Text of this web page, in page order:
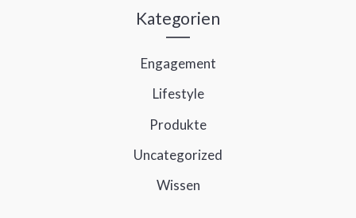
Kategorien
Engagement
Lifestyle
Produkte
Uncategorized
Wissen